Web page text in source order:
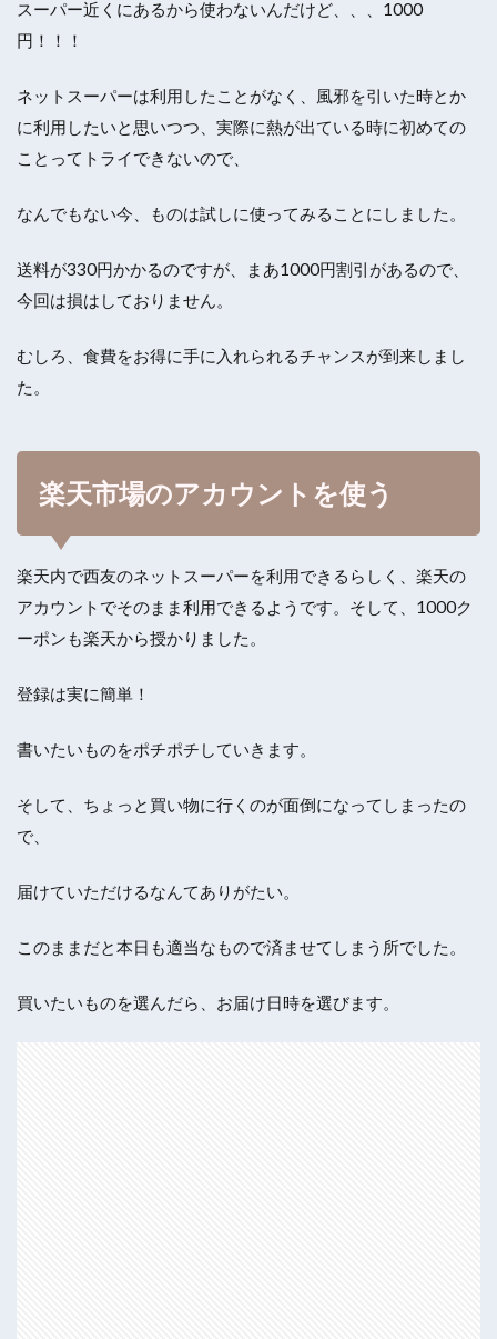
スーパー近くにあるから使わないんだけど、、、1000
円！！！
ネットスーパーは利用したことがなく、風邪を引いた時とか
に利用したいと思いつつ、実際に熱が出ている時に初めての
ことってトライできないので、
なんでもない今、ものは試しに使ってみることにしました。
送料が330円かかるのですが、まあ1000円割引があるので、
今回は損はしておりません。
むしろ、食費をお得に手に入れられるチャンスが到来しまし
た。
楽天市場のアカウントを使う
楽天内で西友のネットスーパーを利用できるらしく、楽天の
アカウントでそのまま利用できるようです。そして、1000ク
ーポンも楽天から授かりました。
登録は実に簡単！
書いたいものをポチポチしていきます。
そして、ちょっと買い物に行くのが面倒になってしまったの
で、
届けていただけるなんてありがたい。
このままだと本日も適当なもので済ませてしまう所でした。
買いたいものを選んだら、お届け日時を選びます。